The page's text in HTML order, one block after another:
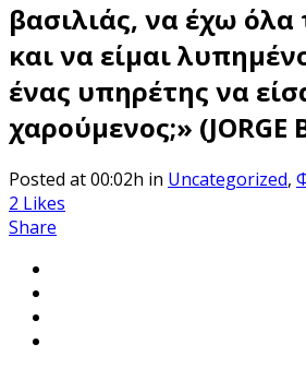
βασιλιάς, να έχω
και να είμαι
ένας υπηρέτης να
χαρούμενος;» (JORGE
Posted at 00:02h in Uncategorized,
2 Likes
Share